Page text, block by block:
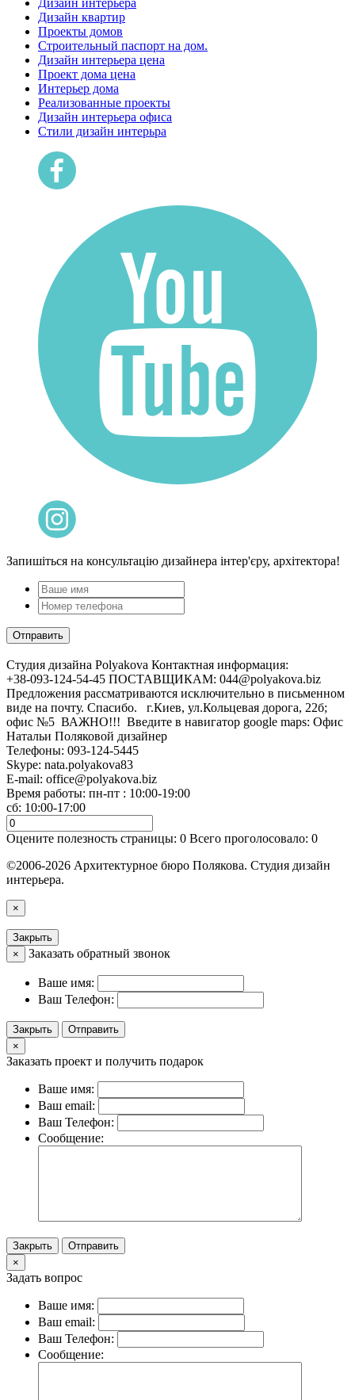
Дизайн квартир
Проекты домов
Строительный паспорт на дом.
Дизайн интерьера цена
Проект дома цена
Интерьер дома
Реализованные проекты
Дизайн интерьера офиса
Cтили дизайн интерьра
Запишіться на консультацію дизайнера інтер'єру, архітектора!
Cтудия дизайна Polyakova Контактная информация:
+38-093-124-54-45 ПОСТАВЩИКАМ: 044@polyakova.biz
Предложения рассматриваются исключительно в письменном
виде на почту. Спасибо. г.Киев, ул.Кольцевая дорога, 22б;
офис №5 ВАЖНО!!! Введите в навигатор google maps: Офис
Натальи Поляковой дизайнер
Телефоны: 093-124-5445
Skype: nata.polyakova83
E-mail: office@polyakova.biz
Время работы: пн-пт : 10:00-19:00
сб: 10:00-17:00
Оцените полезность страницы: 0 Всего проголосовало: 0
©2006-2026 Архитектурное бюро Полякова. Студия дизайн
интерьера.
×
Закрыть
×
Заказать обратный звонок
Ваше имя:
Ваш Телефон:
Закрыть
Отправить
×
Заказать проект и получить подарок
Ваше имя:
Ваш email:
Ваш Телефон:
Сообщение:
Закрыть
Отправить
×
Задать вопрос
Ваше имя:
Ваш email:
Ваш Телефон:
Сообщение: